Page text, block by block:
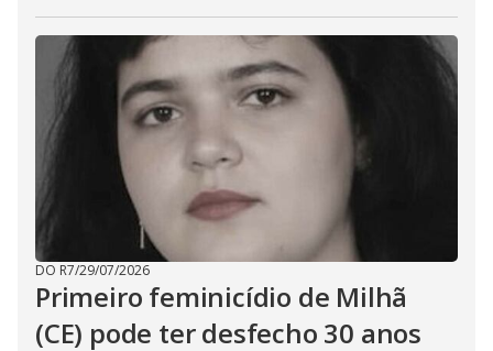
DO R7/29/07/2026
Primeiro feminicídio de Milhã
(CE) pode ter desfecho 30 anos